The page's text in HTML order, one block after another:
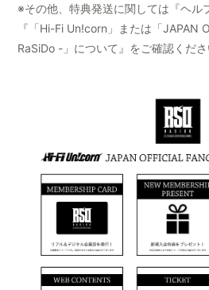
※その他、特典発送に関しては『ヘル
『「Hi-Fi Un!corn」または「JAPAN
RaSiDo -」について』をご確認くださ